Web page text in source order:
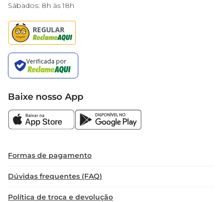
Sábados: 8h às 18h
Baixe nosso App
Formas de pagamento
Dúvidas frequentes (FAQ)
Política de troca e devolução